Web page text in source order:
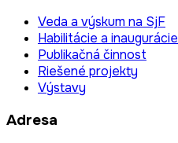
Veda a výskum na SjF
Habilitácie a inaugurácie
Publikačná činnost
Riešené projekty
Výstavy
Adresa